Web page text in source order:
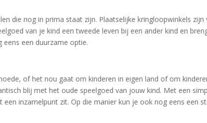
die nog in prima staat zijn. Plaatselijke kringloopwinkels zijn
van je kind een tweede leven bij een ander kind en
een duurzame optie.
of het nou gaat om kinderen in eigen land of om
blij met het oude speelgoed van jouw kind. Met een
inzamelpunt zit. Op die manier kun je ook nog eens een